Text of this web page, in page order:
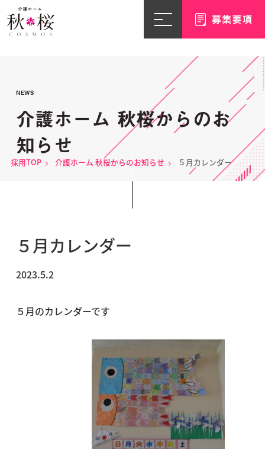
NEWS
介護ホーム 秋桜からのお
知らせ
採用TOP 介護ホーム 秋桜からのお知らせ ５月カレンダー
５月カレンダー
2023.5.2
５月のカレンダーです